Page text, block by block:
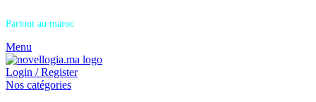
Partout au maroc
Menu
Login / Register
Nos catégories